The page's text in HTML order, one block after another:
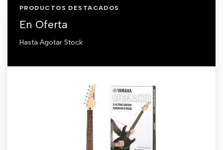
PRODUCTOS DESTACADOS
En Oferta
Hasta Agotar Stock